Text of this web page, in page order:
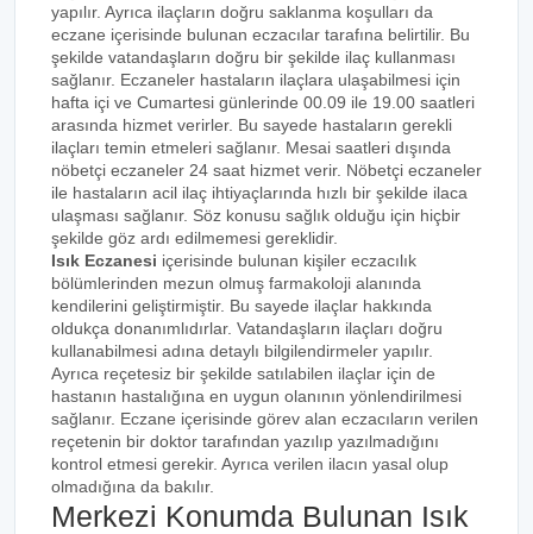
yapılır. Ayrıca ilaçların doğru saklanma koşulları da
eczane içerisinde bulunan eczacılar tarafına belirtilir. Bu
şekilde vatandaşların doğru bir şekilde ilaç kullanması
sağlanır. Eczaneler hastaların ilaçlara ulaşabilmesi için
hafta içi ve Cumartesi günlerinde 00.09 ile 19.00 saatleri
arasında hizmet verirler. Bu sayede hastaların gerekli
ilaçları temin etmeleri sağlanır. Mesai saatleri dışında
nöbetçi eczaneler 24 saat hizmet verir. Nöbetçi eczaneler
ile hastaların acil ilaç ihtiyaçlarında hızlı bir şekilde ilaca
ulaşması sağlanır. Söz konusu sağlık olduğu için hiçbir
şekilde göz ardı edilmemesi gereklidir.
Isık Eczanesi içerisinde bulunan kişiler eczacılık
bölümlerinden mezun olmuş farmakoloji alanında
kendilerini geliştirmiştir. Bu sayede ilaçlar hakkında
oldukça donanımlıdırlar. Vatandaşların ilaçları doğru
kullanabilmesi adına detaylı bilgilendirmeler yapılır.
Ayrıca reçetesiz bir şekilde satılabilen ilaçlar için de
hastanın hastalığına en uygun olanının yönlendirilmesi
sağlanır. Eczane içerisinde görev alan eczacıların verilen
reçetenin bir doktor tarafından yazılıp yazılmadığını
kontrol etmesi gerekir. Ayrıca verilen ilacın yasal olup
olmadığına da bakılır.
Merkezi Konumda Bulunan Isık